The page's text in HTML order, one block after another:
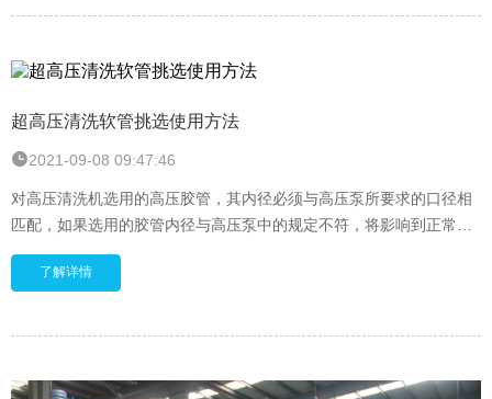
超高压清洗软管挑选使用方法
2021-09-08 09:47:46
对高压清洗机选用的高压胶管，其内径必须与高压泵所要求的口径相
匹配，如果选用的胶管内径与高压泵中的规定不符，将影响到正常使
了解详情